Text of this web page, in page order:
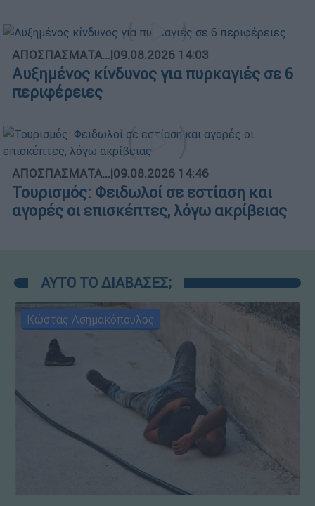
ΑΠΟΣΠΑΣΜΑΤΑ...|09.08.2026 14:03
Αυξημένος κίνδυνος για πυρκαγιές σε 6
περιφέρειες
ΑΠΟΣΠΑΣΜΑΤΑ...|09.08.2026 14:46
Τουρισμός: Φειδωλοί σε εστίαση και
αγορές οι επισκέπτες, λόγω ακρίβειας
ΑΥΤΟ ΤΟ ΔΙΑΒΑΣΕΣ;
Κώστας Ασημακόπουλος